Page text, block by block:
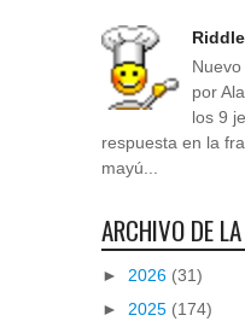
por
los 9
respuesta en la
mayú...
ARCHIVO DE
► 2026 (31)
► 2025 (174)